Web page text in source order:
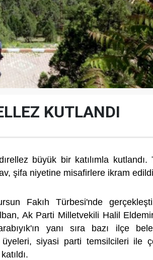
KUTLANDI
büyük bir katılımla kutlandı.
şifa niyetine misafirlere ikram
Fakıh Türbesi'nde
Ak Parti Milletvekili Halil
yanı sıra bazı ilçe
siyasi parti temsilcileri ile